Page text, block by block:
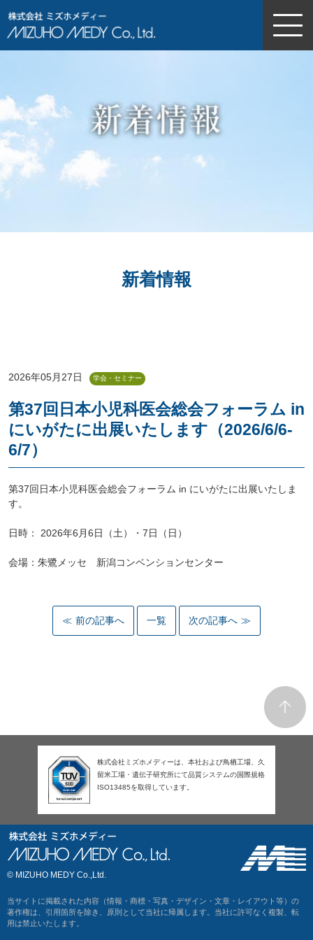
新着情報
2026年05月27日 学会・セミナー
第37回日本小児科医会総会フォーラム in
にいがたに出展いたします（2026/6/6-
6/7）
第37回日本小児科医会総会フォーラム in にいがたに出展いたしま
す。
日時： 2026年6月6日（土）・7日（日）
会場：朱鷺メッセ 新潟コンベンションセンター
前の記事へ 一覧 次の記事へ
株式会社ミズホメディーは、本社および鳥栖工場、久
留米工場・遺伝子研究所にて品質システムの国際規格
ISO13485を取得しています。
© MIZUHO MEDY Co.,Ltd.
当サイトに掲載された内容（情報・商標・写真・デザイン・文章・レイアウト等）の
著作権は、引用箇所を除き、原則として当社に帰属します。当社に許可なく複製、転
用は禁止いたします。